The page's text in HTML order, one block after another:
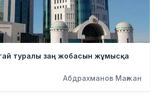
туралы заң жобасын жұмысқа
Абдрахманов Мағжан